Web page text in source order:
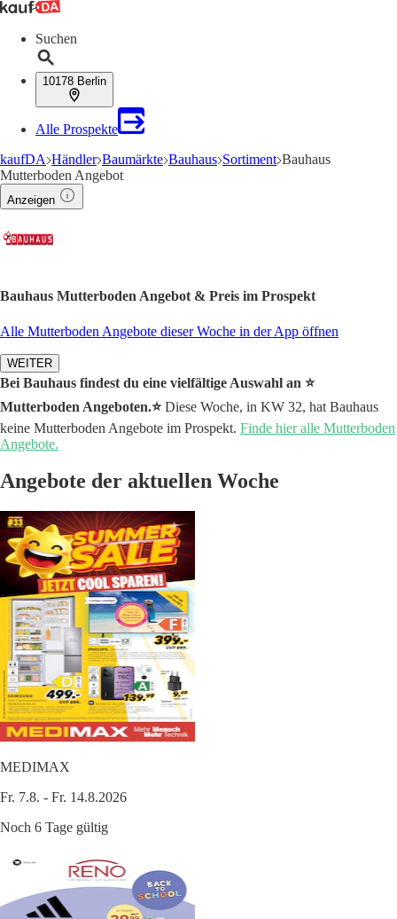
Suchen
10178 Berlin
Alle Prospekte
kaufDA Händler Baumärkte Bauhaus Sortiment Bauhaus
Mutterboden Angebot
Anzeigen
Bauhaus Mutterboden Angebot & Preis im Prospekt
Alle Mutterboden Angebote dieser Woche in der App öffnen
WEITER
Bei Bauhaus findest du eine vielfältige Auswahl an ⭐️
Mutterboden Angeboten.⭐️Diese Woche, in KW 32, hat Bauhaus
keine Mutterboden Angebote im Prospekt. Finde hier alle Mutterboden
Angebote.
Angebote der aktuellen Woche
MEDIMAX
Fr. 7.8. - Fr. 14.8.2026
Noch 6 Tage gültig